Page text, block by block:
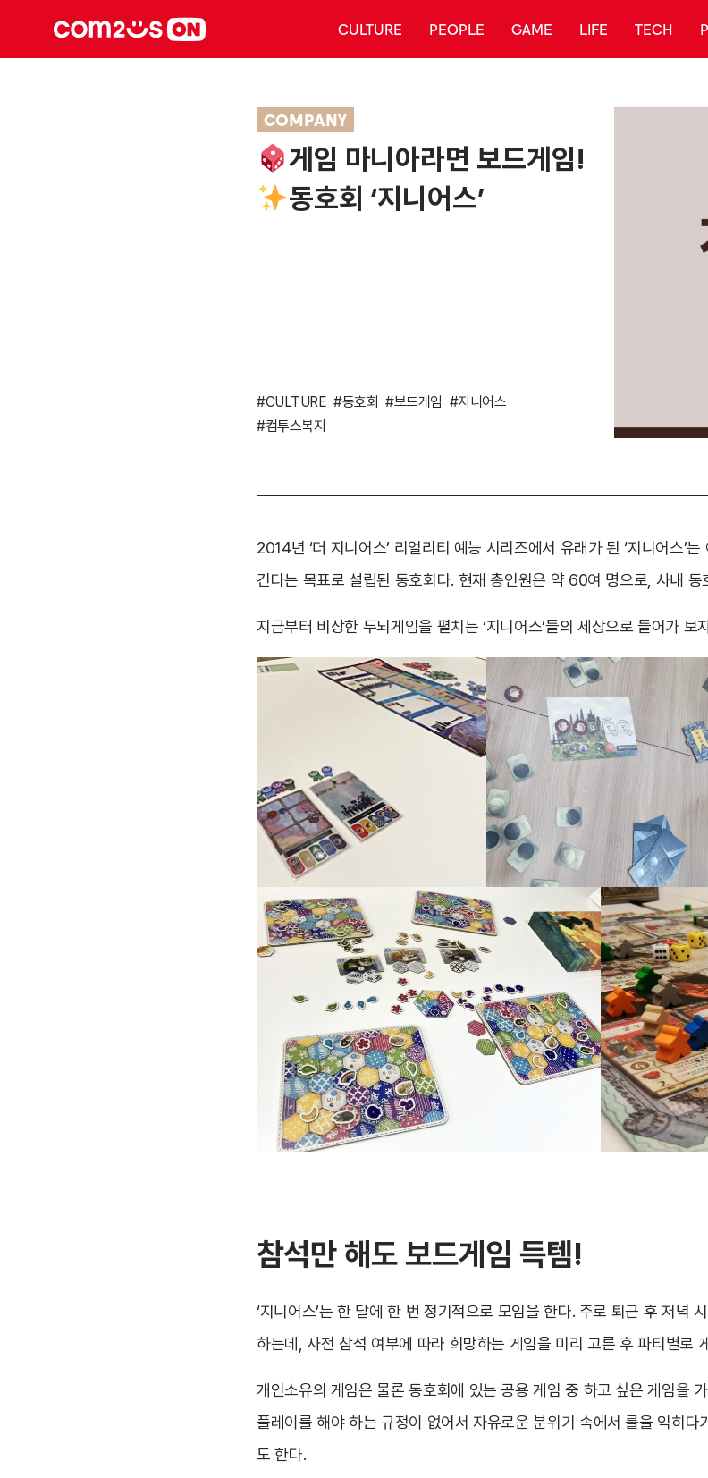
CULTURE PEOPLE GAME LIFE TECH
COMPANY
게임 마니아라면 보드게임!
동호회 ‘지니어스’
#CULTURE #동호회 #보드게임 #지니어스
#컴투스복지
2014년 ‘더 지니어스’ 리얼리티 예능 시리즈에서 유래가 된 ‘지니어스’
긴다는 목표로 설립된 동호회다. 현재 총인원은 약 60여 명으로, 사내 동
지금부터 비상한 두뇌게임을 펼치는 ‘지니어스’들의 세상으로 들어가 보
참석만 해도 보드게임 득템!
‘지니어스’는 한 달에 한 번 정기적으로 모임을 한다. 주로 퇴근 후 저녁
하는데, 사전 참석 여부에 따라 희망하는 게임을 미리 고른 후 파티별로
개인소유의 게임은 물론 동호회에 있는 공용 게임 중 하고 싶은 게임을
플레이를 해야 하는 규정이 없어서 자유로운 분위기 속에서 룰을 익히다
도 한다.